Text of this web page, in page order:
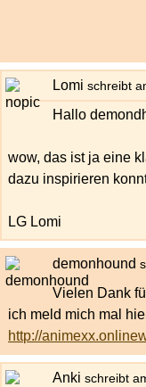
Lomi schreibt
Hallo
wow, das ist ja eine
dazu inspirieren
LG Lomi
demonhound
Vielen Dank
ich meld mich mal
http://
Anki schreibt